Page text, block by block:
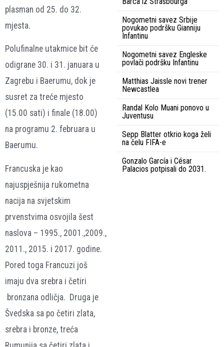
plasman od 25. do 32.
mjesta.
Polufinalne utakmice bit će
odigrane 30. i 31. januara u
Zagrebu i Baerumu, dok je
susret za treće mjesto
(15.00 sati) i finale (18.00)
na programu 2. februara u
Baerumu.
Francuska je kao
najuspješnija rukometna
nacija na svjetskim
prvenstvima osvojila šest
naslova – 1995., 2001.,2009.,
2011., 2015. i 2017. godine.
Pored toga Francuzi još
imaju dva srebra i četiri
bronzana odličja. Druga je
Švedska sa po četiri zlata,
srebra i bronze, treća
Nogometni savez Srbije
povukao podršku Gianniju
Infantinu
Nogometni savez Engleske
povlači podršku Infantinu
Matthias Jaissle novi trener
Newcastlea
Randal Kolo Muani ponovo u
Juventusu
Sepp Blatter otkrio koga želi
na čelu FIFA-e
Gonzalo García i César
Palacios potpisali do 2031.